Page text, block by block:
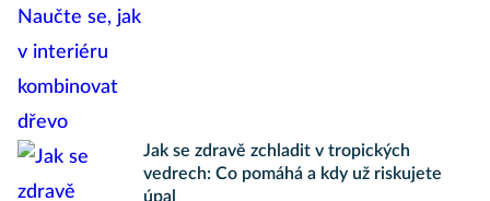
Jak se zdravě zchladit v tropických
vedrech: Co pomáhá a kdy už riskujete
úpal